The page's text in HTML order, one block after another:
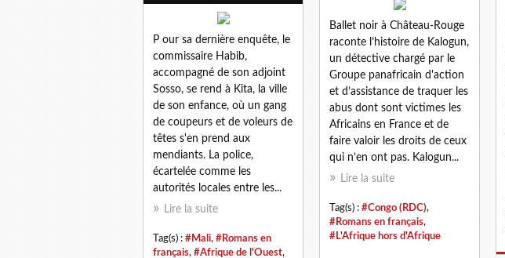
Ballet noir à Château-Rouge
raconte l’histoire de Kalogun,
un détective chargé par le
Groupe panafricain d'action
et d’assistance de traquer les
abus dont sont victimes les
Africains en France et de
faire valoir les droits de ceux
qui n’en ont pas. Kalogun...
Lire la suite
Tag(s) : #Congo (RDC),
#Romans en français,
#L'Afrique hors d'Afrique
P our sa dernière enquête, le
commissaire Habib,
accompagné de son adjoint
Sosso, se rend à Kita, la ville
de son enfance, où un gang
de coupeurs et de voleurs de
têtes s'en prend aux
mendiants. La police,
écartelée comme les
autorités locales entre les...
Lire la suite
Tag(s) : #Mali, #Romans en
français, #Afrique de l'Ouest,